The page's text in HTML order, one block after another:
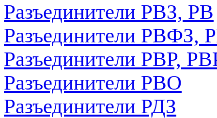
Разъединители РВЗ, РВ
Разъединители РВФЗ,
Разъединители РВР,
Разъединители РВО
Разъединители РДЗ